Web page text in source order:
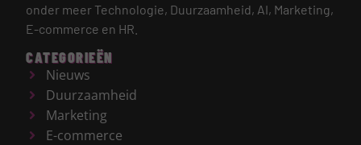
onder meer Technologie, Duurzaamheid, AI, Marketing,
E-commerce en HR.
CATEGORIEËN
Nieuws
Duurzaamheid
Marketing
E-commerce